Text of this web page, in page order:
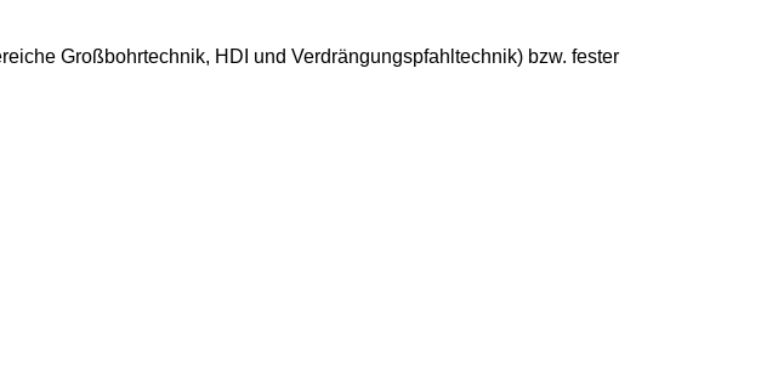
Großbohrtechnik, HDI und Verdrängungspfahltechnik) bzw. fester